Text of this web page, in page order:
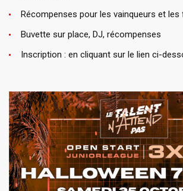
Récompenses pour les vainqueurs et les
Buvette sur place, DJ, récompenses
Inscription : en cliquant sur le lien ci-